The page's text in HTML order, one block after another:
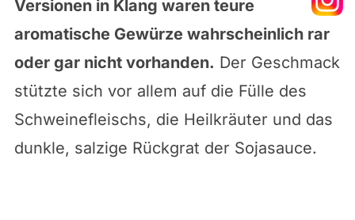
Versionen in Klang waren teure
aromatische Gewürze wahrscheinlich rar
oder gar nicht vorhanden. Der Geschmack
stützte sich vor allem auf die Fülle des
Schweinefleischs, die Heilkräuter und das
dunkle, salzige Rückgrat der Sojasauce.